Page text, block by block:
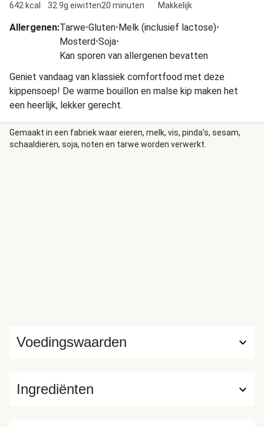
642 kcal
32.9g eiwitten20 minuten
Makkelijk
Allergenen:Tarwe•Gluten•Melk (inclusief lactose)•
Mosterd•Soja•
Kan sporen van allergenen bevatten
Geniet vandaag van klassiek comfortfood met deze
kippensoep! De warme bouillon en malse kip maken het
een heerlijk, lekker gerecht.
Gemaakt in een fabriek waar eieren, melk, vis, pinda's, sesam,
schaaldieren, soja, noten en tarwe worden verwerkt.
Ingrediënten
Voedingswaarden